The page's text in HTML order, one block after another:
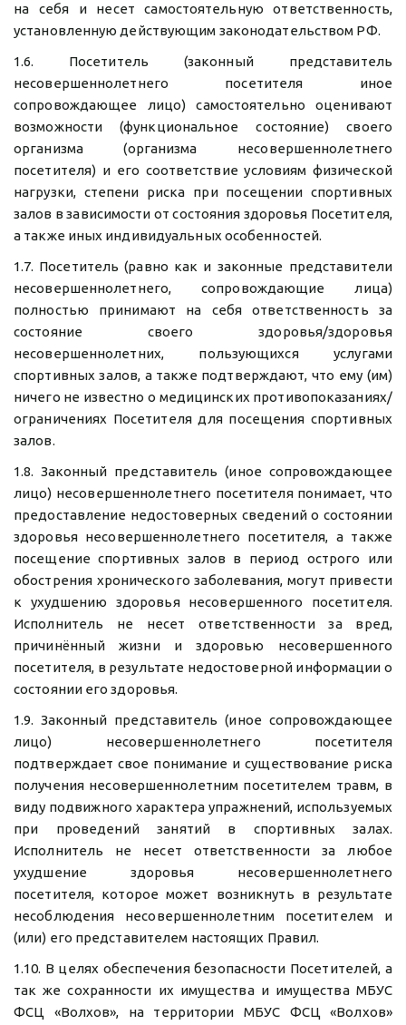
на себя и несет самостоятельную ответственность,
установленную действующим законодательством РФ.
1.6. Посетитель (законный представитель
несовершеннолетнего посетителя иное
сопровождающее лицо) самостоятельно оценивают
возможности (функциональное состояние) своего
организма (организма несовершеннолетнего
посетителя) и его соответствие условиям физической
нагрузки, степени риска при посещении спортивных
залов в зависимости от состояния здоровья Посетителя,
а также иных индивидуальных особенностей.
1.7. Посетитель (равно как и законные представители
несовершеннолетнего, сопровождающие лица)
полностью принимают на себя ответственность за
состояние своего здоровья/здоровья
несовершеннолетних, пользующихся услугами
спортивных залов, а также подтверждают, что ему (им)
ничего не известно о медицинских противопоказаниях/
ограничениях Посетителя для посещения спортивных
залов.
1.8. Законный представитель (иное сопровождающее
лицо) несовершеннолетнего посетителя понимает, что
предоставление недостоверных сведений о состоянии
здоровья несовершеннолетнего посетителя, а также
посещение спортивных залов в период острого или
обострения хронического заболевания, могут привести
к ухудшению здоровья несовершенного посетителя.
Исполнитель не несет ответственности за вред,
причинённый жизни и здоровью несовершенного
посетителя, в результате недостоверной информации о
состоянии его здоровья.
1.9. Законный представитель (иное сопровождающее
лицо) несовершеннолетнего посетителя
подтверждает свое понимание и существование риска
получения несовершеннолетним посетителем травм, в
виду подвижного характера упражнений, используемых
при проведений занятий в спортивных залах.
Исполнитель не несет ответственности за любое
ухудшение здоровья несовершеннолетнего
посетителя, которое может возникнуть в результате
несоблюдения несовершеннолетним посетителем и
(или) его представителем настоящих Правил.
1.10. В целях обеспечения безопасности Посетителей, а
так же сохранности их имущества и имущества МБУС
ФСЦ «Волхов», на территории МБУС ФСЦ «Волхов»